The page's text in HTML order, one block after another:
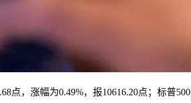
，涨幅为0.49%，报10616.20点；标普500